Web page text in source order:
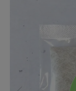
ログイン